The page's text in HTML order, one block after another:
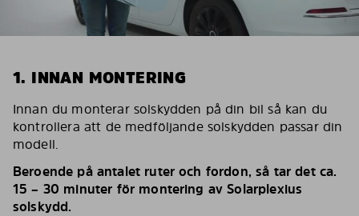
1. INNAN MONTERING
Innan du monterar solskydden på din bil så kan du
kontrollera att de medföljande solskydden passar din
modell.
Beroende på antalet ruter och fordon, så tar det ca.
15 – 30 minuter för montering av Solarplexius
solskydd.